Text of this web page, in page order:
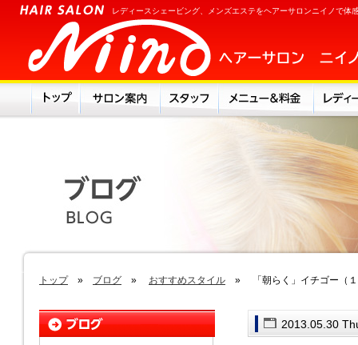
レディースシェービング、メンズエステをヘアーサロンニイノで体
トップ» ブログ » おすすめスタイル » 「朝らく」イチゴー（
2013.05.30